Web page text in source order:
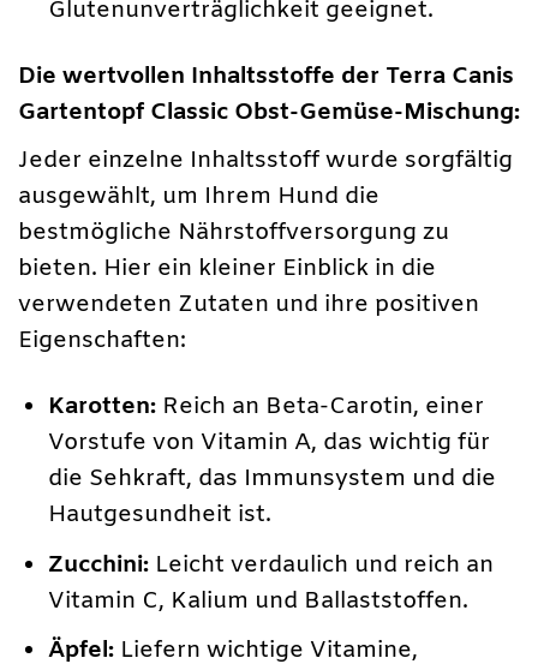
Glutenunverträglichkeit geeignet.
Die wertvollen Inhaltsstoffe der Terra Canis
Gartentopf Classic Obst-Gemüse-Mischung:
Jeder einzelne Inhaltsstoff wurde sorgfältig
ausgewählt, um Ihrem Hund die
bestmögliche Nährstoffversorgung zu
bieten. Hier ein kleiner Einblick in die
verwendeten Zutaten und ihre positiven
Eigenschaften:
Karotten: Reich an Beta-Carotin, einer
Vorstufe von Vitamin A, das wichtig für
die Sehkraft, das Immunsystem und die
Hautgesundheit ist.
Zucchini: Leicht verdaulich und reich an
Vitamin C, Kalium und Ballaststoffen.
Äpfel: Liefern wichtige Vitamine,